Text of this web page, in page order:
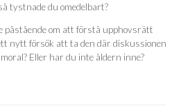
tystnade du omedelbart?
påstående om att förstå upphovsrätt
nytt försök att ta den där diskussionen
Eller har du inte åldern inne?